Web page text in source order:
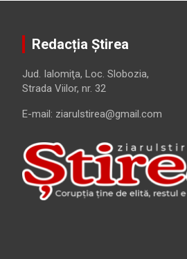
Redacția Știrea
Jud. Ialomiţa, Loc. Slobozia,
Strada Viilor, nr. 32
E-mail: ziarulstirea@gmail.com